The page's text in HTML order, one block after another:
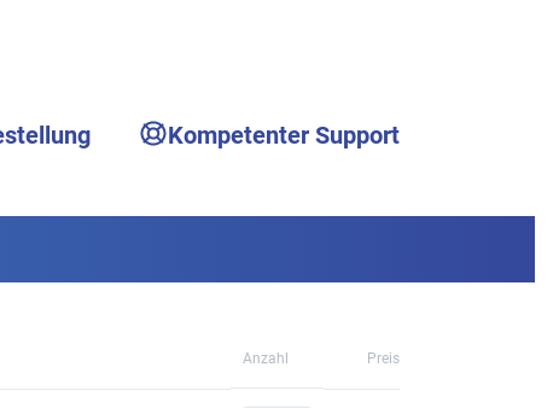
Kompetenter Support
Anzahl Preis